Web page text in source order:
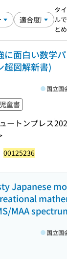
タ
ル
と
に面白い数学
超図解新書)
児童書
ートンプレス
国立国
00125236
Japanese
MAA
国立国